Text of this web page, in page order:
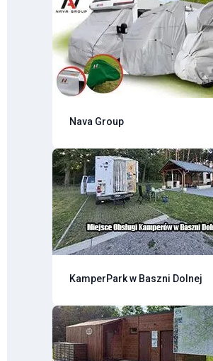
Nava Group
KamperPark w Baszni Dolnej